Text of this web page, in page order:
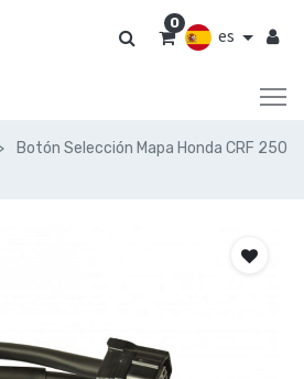
es
0
Botón Selección Mapa Honda CRF 250